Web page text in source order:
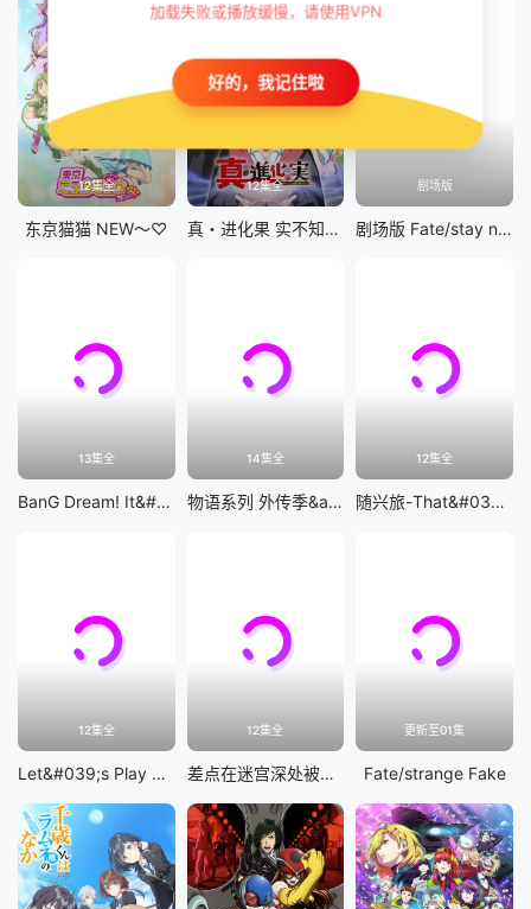
12集全
东京猫猫 NEW～♡
12集全
真・进化果 实不知不觉踏上胜利的人生
剧场版
剧场版 Fate/stay night [Heaven&#039;s Feel] III.spring song
13集全
BanG Dream! It&#039;s MyGO!!!!!
14集全
物语系列 外传季&amp;怪物季
12集全
随兴旅-That&#039;s Journey-
12集全
Let&#039;s Play 充满挑战的人生
12集全
差点在迷宫深处被信任的伙伴杀掉，但靠着天赐技能「无限扭蛋」获得等级9999的伙伴，我要向前队友和世界展开复仇&amp;「给他们好看！」
更新至01集
Fate/strange Fake
加载失败或播放缓慢，请使用VPN
好的，我记住啦